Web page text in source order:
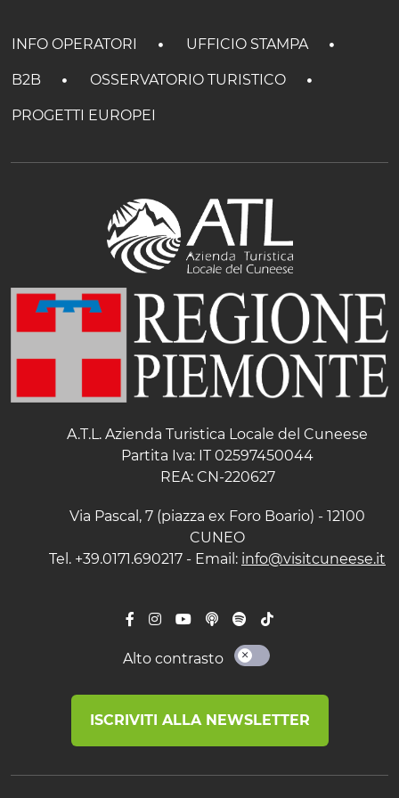
INFO OPERATORI UFFICIO STAMPA
B2B OSSERVATORIO TURISTICO
PROGETTI EUROPEI
A.T.L. Azienda Turistica Locale del Cuneese
Partita Iva: IT 02597450044
REA: CN-220627
Via Pascal, 7 (piazza ex Foro Boario) - 12100
CUNEO
Tel. +39.0171.690217 - Email: info@visitcuneese.it
Alto contrasto
ISCRIVITI ALLA NEWSLETTER